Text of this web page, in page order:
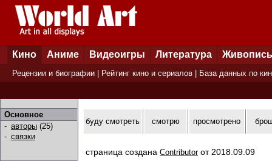
Кино Аниме Видеоигры Литература Живопись
Рецензии и биографии Рейтинг кино и сериалов База данных по
Основное
- авторы (25)
- связки
буду смотреть смотрю просмотрено
страница создана Contributorот 2018.09.09